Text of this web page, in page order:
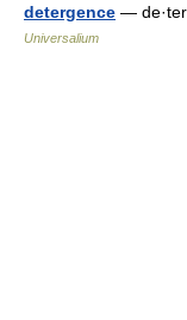
detergence —
Universalium